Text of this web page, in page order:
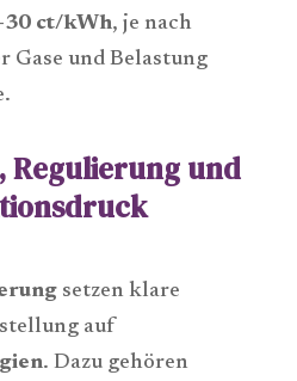
ct/kWh, je nach
Gase und Belastung
und
setzen klare
auf
. Dazu gehören